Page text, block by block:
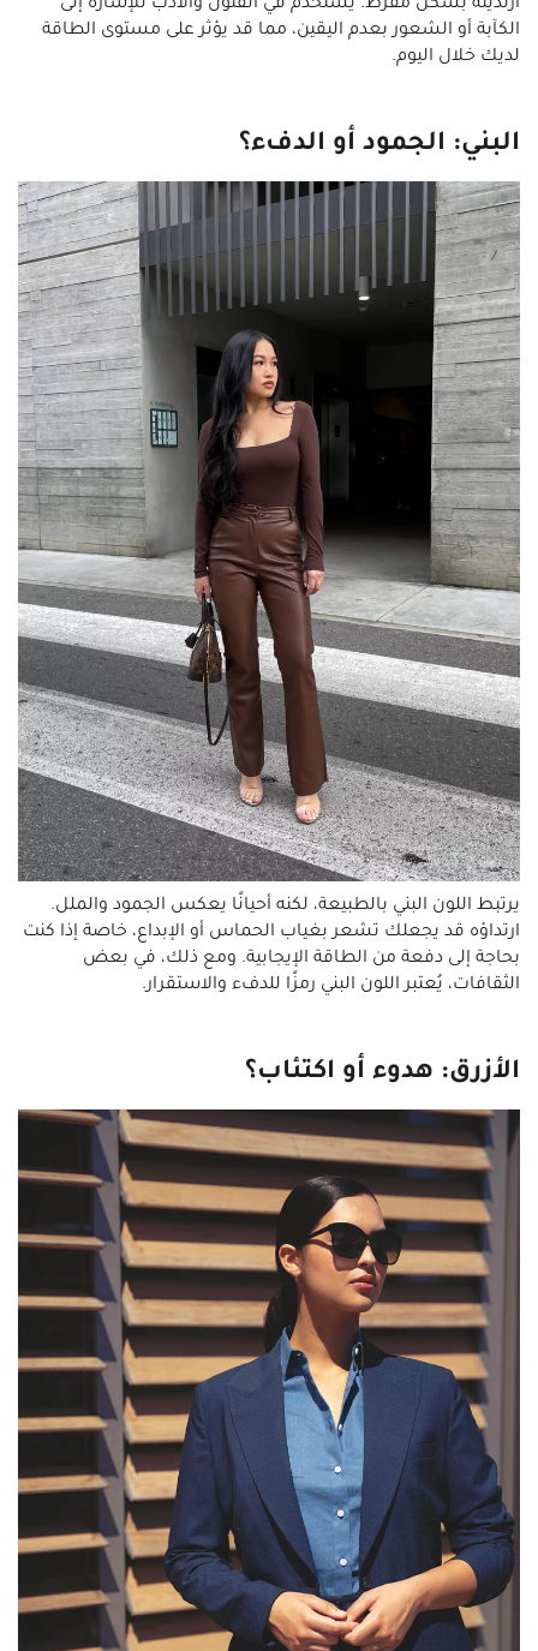
ارتديته بشكل مفرط. يُستخدم في الفنون والأدب للإشارة إلى
الكآبة أو الشعور بعدم اليقين، مما قد يؤثر على مستوى الطاقة
لديك خلال اليوم.
البني: الجمود أو الدفء؟
يرتبط اللون البني بالطبيعة، لكنه أحيانًا يعكس الجمود والملل.
ارتداؤه قد يجعلك تشعر بغياب الحماس أو الإبداع، خاصة إذا كنت
بحاجة إلى دفعة من الطاقة الإيجابية. ومع ذلك، في بعض
الثقافات، يُعتبر اللون البني رمزًا للدفء والاستقرار.
الأزرق: هدوء أو اكتئاب؟